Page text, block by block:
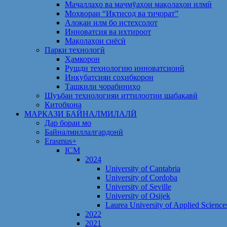
Маҷаллаҳо ва маҷмӯаҳои мақолаҳои илмӣ
Моҳвораи “Иқтисод ва тиҷорат”
Алоқаи илм бо истеҳсолот
Инноватсия ва ихтироот
Мақолаҳои сиёсӣ
Парки технологӣ
Ҳамкорон
Рушди технологию инноватсионӣ
Инкубатсияи соҳибкорон
Ташкили чорабиниҳо
Шуъбаи технологияи иттилоотии шабакавӣ
Китобхона
МАРКАЗИ БАЙНАЛМИЛАЛӢ
Дар бораи мо
Байналмиллалгардонӣ
Erasmus+
ICM
2024
University of Cantabria
University of Cordoba
University of Seville
University of Osijek
Laurea University of Applied
2022
2021